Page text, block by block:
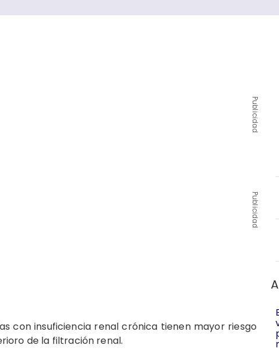
Publicidad
Publicidad
con insuficiencia renal crónica tienen mayor riesgo
de la filtración renal.